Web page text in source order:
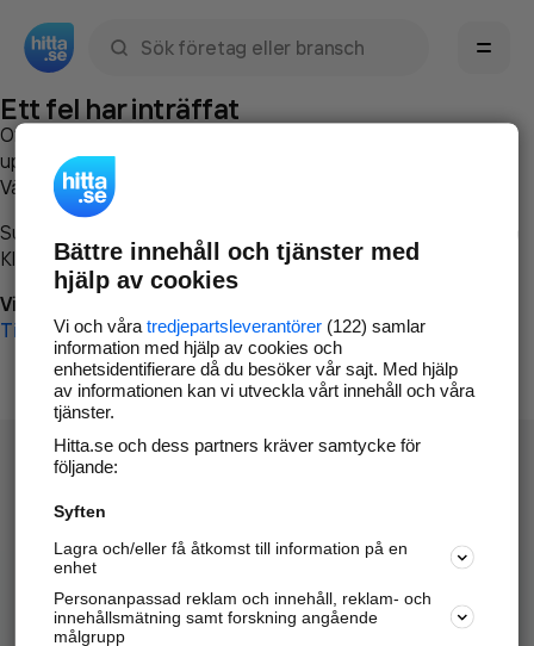
Ett fel har inträffat
Om du vill kan du
uppstod så att vi lättare och snabbare kan avhjälpa det.
Vänligen försök med följande:
Surfa till
Klicka påTillbaka-knappen i webbläsaren och försök igen
Vi beklagar besväret!
Till startsidan
Hitta.se - Gratis nummerupplysning.
Sök företag, personer och platser.
Hitta telefonnummer, adresser, företagsinfo mm.
Bättre innehåll och tjänster med
hjälp av cookies
Vi och våra tredjepartsleverantörer(122) samlar
information med hjälp av cookies och
enhetsidentifierare då du besöker vår sajt. Med hjälp
av informationen kan vi utveckla vårt innehåll och våra
tjänster.
Hitta.se och dess partners kräver samtycke för
följande:
Syften
Lagra och/eller få åtkomst till information på en
enhet
Personanpassad reklam och innehåll, reklam- och
innehållsmätning samt forskning angående
målgrupp